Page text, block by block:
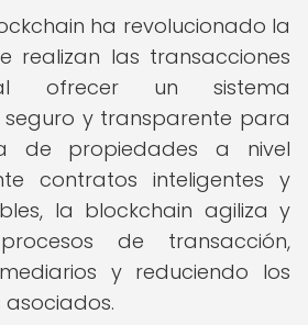
ha revolucionado la
realizan las transacciones
ofrecer un sistema
y transparente para
de propiedades a nivel
contratos inteligentes y
la blockchain agiliza y
de transacción,
y reduciendo los